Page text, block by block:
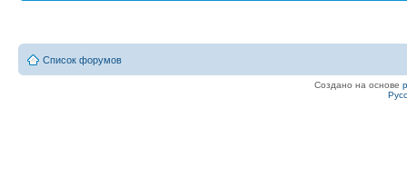
Список форумов
Создано на основе